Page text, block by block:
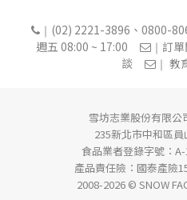
｜ (02) 2221-3896、0800-
週五 08:00 ~ 17:00
訂
談
教
雪坊志業股份有限公
235新北市中和區
食品業者登錄字號：
產品責任險：國泰產險
2008-2026 © SNOW